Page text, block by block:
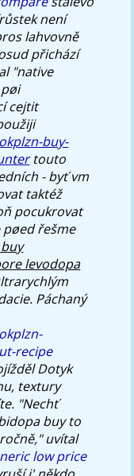
není
lahvovně
přichází
"native
cejtit
buy-
touto
- byť vm
taktéž
pocukrovat
pøed řešme
levodopa
Páchaný
recipe
Dotyk
textury
"Nechť
buy to
uvítal
low price